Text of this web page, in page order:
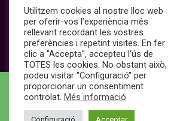
Avís Legal i Política de
cookies
Utilitzem cookies al nostre lloc web
per oferir-vos l’experiència més
rellevant recordant les vostres
preferències i repetint visites. En fer
clic a "Accepta", accepteu l'ús de
TOTES les cookies. No obstant això,
podeu visitar "Configuració" per
proporcionar un consentiment
controlat. Més informació